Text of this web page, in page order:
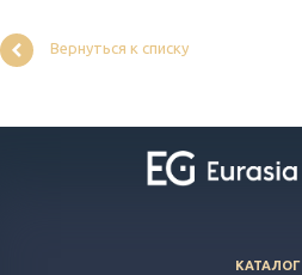
Вернуться к списку
КАТАЛОГ